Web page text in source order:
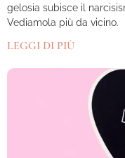
gelosia subisce il
Vediamola più da vicino.
LEGGI DI PIÙ